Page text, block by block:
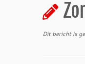
Dit bericht is